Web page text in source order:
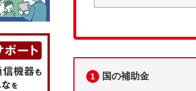
1 国の補助金